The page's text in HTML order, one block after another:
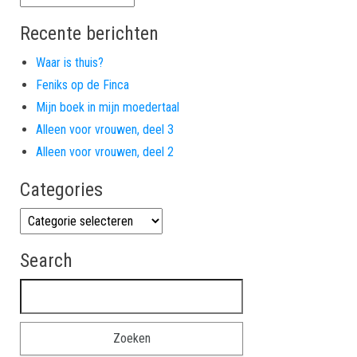
Recente berichten
Waar is thuis?
Feniks op de Finca
Mijn boek in mijn moedertaal
Alleen voor vrouwen, deel 3
Alleen voor vrouwen, deel 2
Categories
Categories
Search